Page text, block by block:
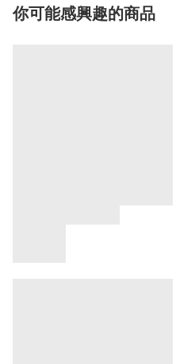
你可能感興趣的商品